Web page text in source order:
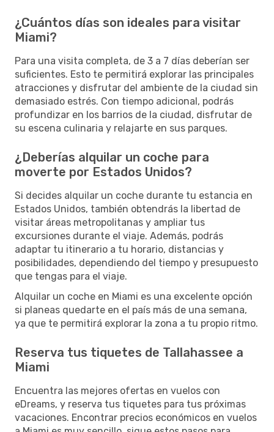
¿Cuántos días son ideales para visitar
Miami?
Para una visita completa, de 3 a 7 días deberían ser
suficientes. Esto te permitirá explorar las principales
atracciones y disfrutar del ambiente de la ciudad sin
demasiado estrés. Con tiempo adicional, podrás
profundizar en los barrios de la ciudad, disfrutar de
su escena culinaria y relajarte en sus parques.
¿Deberías alquilar un coche para
moverte por Estados Unidos?
Si decides alquilar un coche durante tu estancia en
Estados Unidos, también obtendrás la libertad de
visitar áreas metropolitanas y ampliar tus
excursiones durante el viaje. Además, podrás
adaptar tu itinerario a tu horario, distancias y
posibilidades, dependiendo del tiempo y presupuesto
que tengas para el viaje.
Alquilar un coche en Miami es una excelente opción
si planeas quedarte en el país más de una semana,
ya que te permitirá explorar la zona a tu propio ritmo.
Reserva tus tiquetes de Tallahassee a
Miami
Encuentra las mejores ofertas en vuelos con
eDreams, y reserva tus tiquetes para tus próximas
vacaciones. Encontrar precios económicos en vuelos